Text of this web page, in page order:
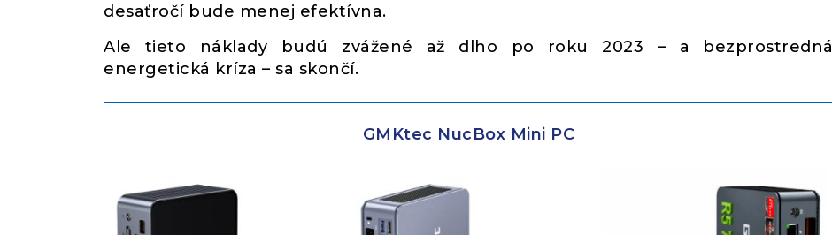
desaťročí bude menej efektívna.
Ale tieto náklady budú zvážené až dlho po roku 2023 – a bezprostredná
energetická kríza – sa skončí.
GMKtec NucBox Mini PC